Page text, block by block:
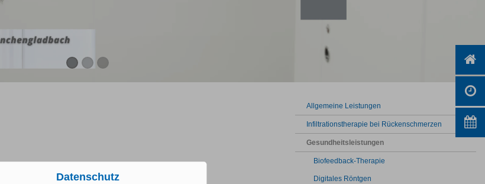
Allgemeine Leistungen
Infiltrationstherapie bei Rückenschmerzen
Gesundheitsleistungen
Biofeedback-Therapie
Digitales Röntgen
Datenschutz